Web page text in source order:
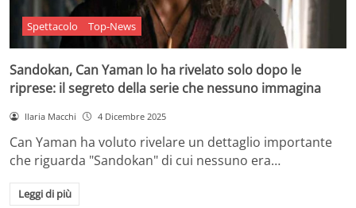
Spettacolo Top-News
Sandokan, Can Yaman lo ha rivelato solo dopo le
riprese: il segreto della serie che nessuno immagina
Ilaria Macchi 4 Dicembre 2025
Can Yaman ha voluto rivelare un dettaglio importante
che riguarda "Sandokan" di cui nessuno era…
Leggi di più